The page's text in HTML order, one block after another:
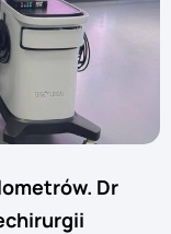
Dr